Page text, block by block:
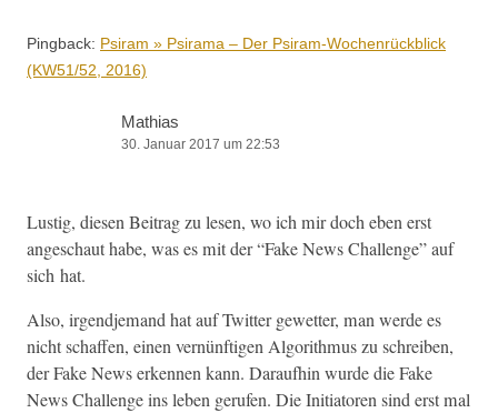
Pingback: Psiram » Psirama – Der Psiram-Wochenrückblick
(KW51/52, 2016)
Mathias
30. Januar 2017 um 22:53
Lustig, diesen Beitrag zu lesen, wo ich mir doch eben erst
angeschaut habe, was es mit der “Fake News Chal­lenge” auf
sich hat.
Also, irgend­je­mand hat auf Twit­ter gewet­ter, man werde es
nicht schaf­fen, einen vernün­fti­gen Algo­rith­mus zu schreiben,
der Fake News erken­nen kann. Daraufhin wurde die Fake
News Chal­lenge ins leben gerufen. Die Ini­tia­toren sind erst mal